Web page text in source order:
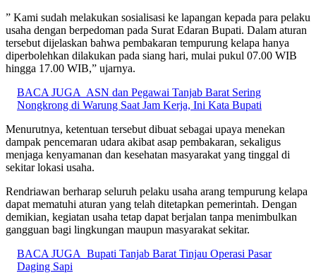
” Kami sudah melakukan sosialisasi ke lapangan kepada para pelaku
usaha dengan berpedoman pada Surat Edaran Bupati. Dalam aturan
tersebut dijelaskan bahwa pembakaran tempurung kelapa hanya
diperbolehkan dilakukan pada siang hari, mulai pukul 07.00 WIB
hingga 17.00 WIB,” ujarnya.
BACA JUGA ASN dan Pegawai Tanjab Barat Sering
Nongkrong di Warung Saat Jam Kerja, Ini Kata Bupati
Menurutnya, ketentuan tersebut dibuat sebagai upaya menekan
dampak pencemaran udara akibat asap pembakaran, sekaligus
menjaga kenyamanan dan kesehatan masyarakat yang tinggal di
sekitar lokasi usaha.
Rendriawan berharap seluruh pelaku usaha arang tempurung kelapa
dapat mematuhi aturan yang telah ditetapkan pemerintah. Dengan
demikian, kegiatan usaha tetap dapat berjalan tanpa menimbulkan
gangguan bagi lingkungan maupun masyarakat sekitar.
BACA JUGA Bupati Tanjab Barat Tinjau Operasi Pasar
Daging Sapi